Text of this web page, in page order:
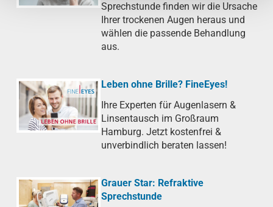
Sprechstunde finden wir die Ursache
Ihrer trockenen Augen heraus und
wählen die passende Behandlung
aus.
Leben ohne Brille? FineEyes!
Ihre Experten für Augenlasern &
Linsentausch im Großraum
Hamburg. Jetzt kostenfrei &
unverbindlich beraten lassen!
Grauer Star: Refraktive
Sprechstunde